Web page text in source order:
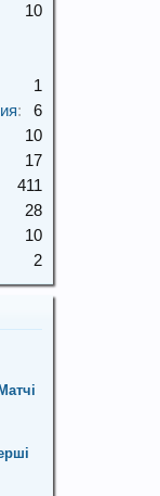
10
1
:
6
10
17
411
28
10
2